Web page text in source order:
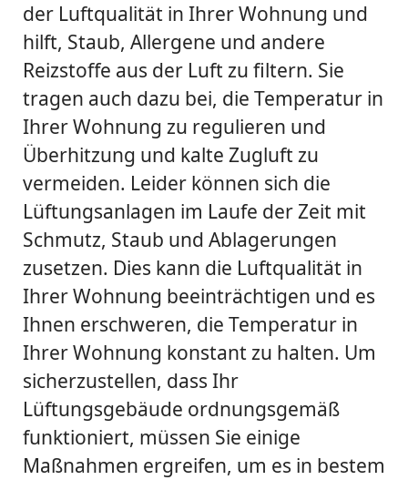
der Luftqualität in Ihrer Wohnung und
hilft, Staub, Allergene und andere
Reizstoffe aus der Luft zu filtern. Sie
tragen auch dazu bei, die Temperatur in
Ihrer Wohnung zu regulieren und
Überhitzung und kalte Zugluft zu
vermeiden. Leider können sich die
Lüftungsanlagen im Laufe der Zeit mit
Schmutz, Staub und Ablagerungen
zusetzen. Dies kann die Luftqualität in
Ihrer Wohnung beeinträchtigen und es
Ihnen erschweren, die Temperatur in
Ihrer Wohnung konstant zu halten. Um
sicherzustellen, dass Ihr
Lüftungsgebäude ordnungsgemäß
funktioniert, müssen Sie einige
Maßnahmen ergreifen, um es in bestem